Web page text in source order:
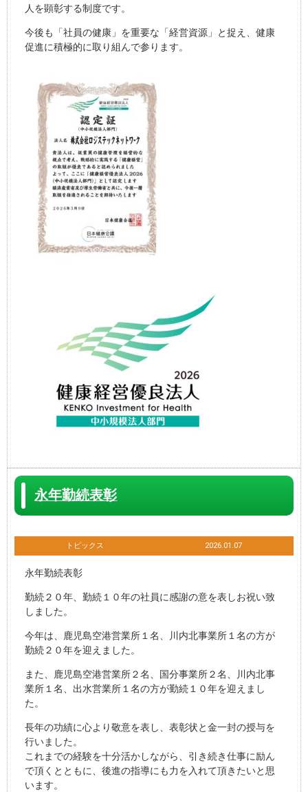
人を顕彰する制度です。
今後も「社員の健康」を重要な「経営資源」と捉え、健康
促進に積極的に取り組んで参ります。
永年勤続表彰
トピックス 2026.01.07
永年勤続表彰
勤続２０年、勤続１０年の社員に感謝の意を表しお祝い致
しました。
今年は、鹿児島空港営業所１名、川内北事業所１名の方が
勤続２０年を迎えました。
また、鹿児島空港営業所２名、国分事業所２名、川内北事
業所１名、出水営業所１名の方が勤続１０年を迎えまし
た。
長年の功績に心より敬意を表し、表彰状と金一封の授与を
行いました。
これまでの経験を十分活かしながら、引き続き仕事に励ん
で頂くとともに、後進の指導にも力を入れて頂きたいと思
います。